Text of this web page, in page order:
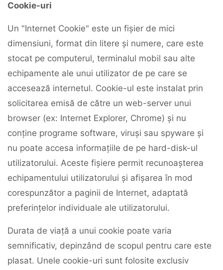
Cookie-uri
Un "Internet Cookie" este un fișier de mici
dimensiuni, format din litere și numere, care este
stocat pe computerul, terminalul mobil sau alte
echipamente ale unui utilizator de pe care se
accesează internetul. Cookie-ul este instalat prin
solicitarea emisă de către un web-server unui
browser (ex: Internet Explorer, Chrome) și nu
conține programe software, viruși sau spyware și
nu poate accesa informațiile de pe hard-disk-ul
utilizatorului. Aceste fișiere permit recunoașterea
echipamentului utilizatorului și afișarea în mod
corespunzător a paginii de Internet, adaptată
preferințelor individuale ale utilizatorului.
Durata de viață a unui cookie poate varia
semnificativ, depinzând de scopul pentru care este
plasat. Unele cookie-uri sunt folosite exclusiv